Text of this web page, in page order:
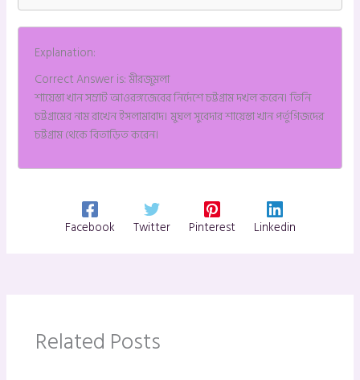
Explanation:
Correct Answer is: মীরজুমলা
শায়েস্তা খান সম্রাট আওরঙ্গজেবের নির্দেশে চট্টগ্রাম দখল করেন। তিনি
চট্টগ্রামের নাম রাখেন ইসলামাবাদ। মুঘল সুবেদার শায়েস্তা খান পর্তুগিজদের
চট্টগ্রাম থেকে বিতাড়িত করেন।
Facebook Twitter Pinterest Linkedin
Related Posts